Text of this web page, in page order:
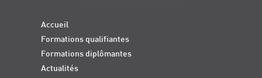
Accueil
Formations qualifiantes
Formations diplômantes
Actualités